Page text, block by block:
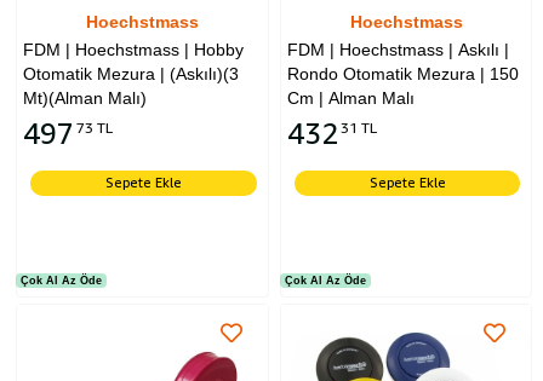
Hoechstmass
FDM | Hoechstmass | Hobby
Otomatik Mezura | (Askılı)(3
Mt)(Alman Malı)
497 73 TL
Sepete Ekle
Çok Al Az Öde
Hoechstmass
FDM | Hoechstmass | Askılı |
Rondo Otomatik Mezura | 150
Cm | Alman Malı
432 31 TL
Sepete Ekle
Çok Al Az Öde